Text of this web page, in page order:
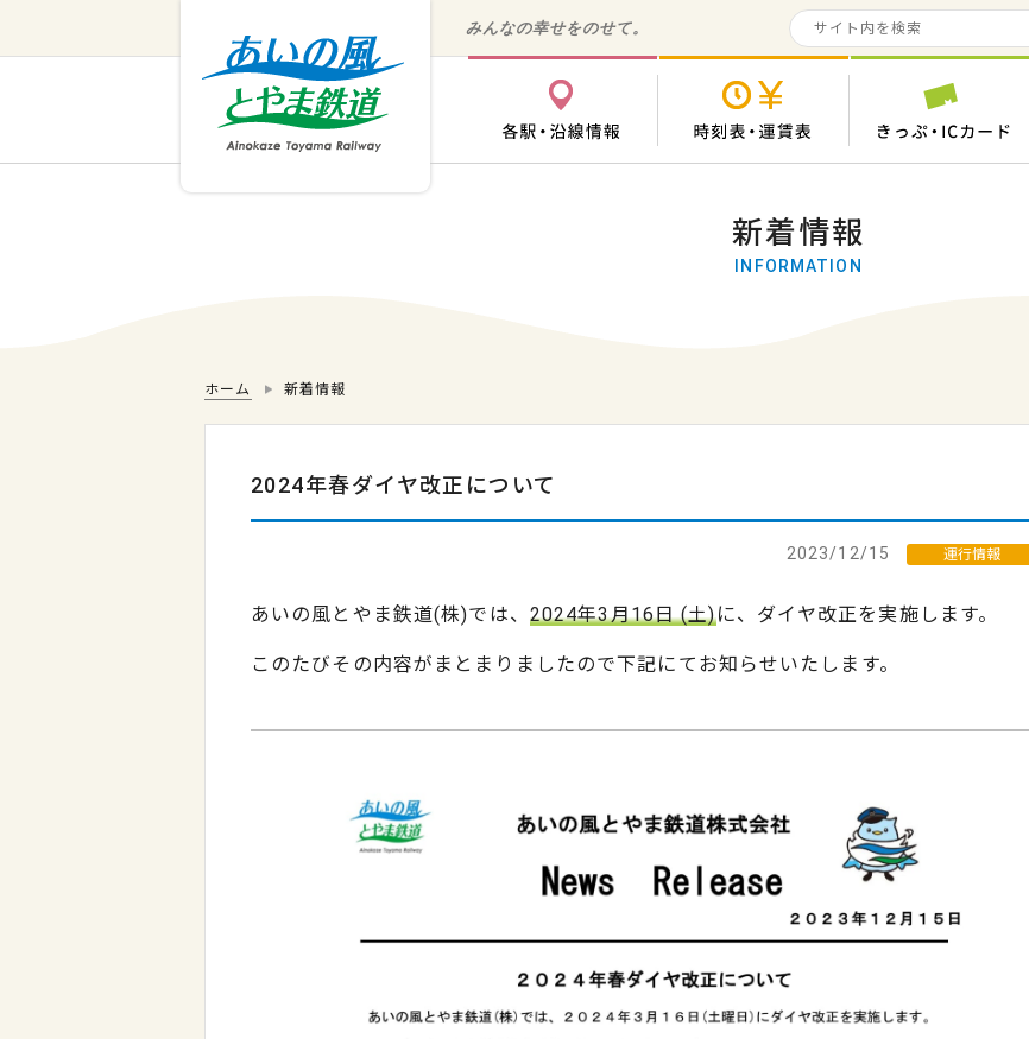
みんなの幸せをのせて。
各駅・沿線情報 時刻表・運賃表
新着情報
INFORMATION
ホーム 新着情報
2024年春ダイヤ改正について
2023/12/15 運行情報
あいの風とやま鉄道(株)では、 2024年3月16日 (土)に、ダイヤ改正を実施します。
このたびその内容がまとまりましたので下記にてお知らせいたします。